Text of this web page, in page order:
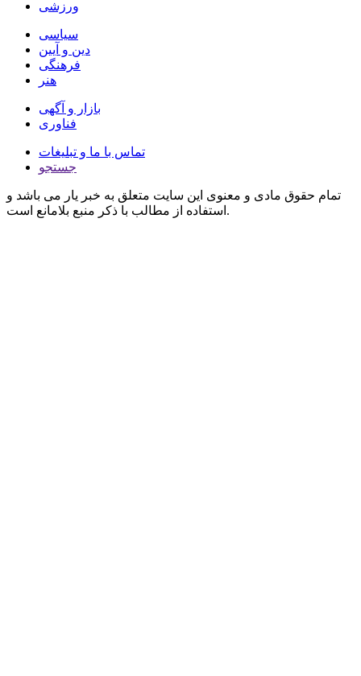
ورزشی
سیاسی
دین و آیین
فرهنگی
هنر
بازار و آگهی
فناوری
تماس با ما و تبلیغات
جستجو
تمام حقوق مادی و معنوی این سایت متعلق به خبر یار می باشد و
استفاده از مطالب با ذکر منبع بلامانع است.